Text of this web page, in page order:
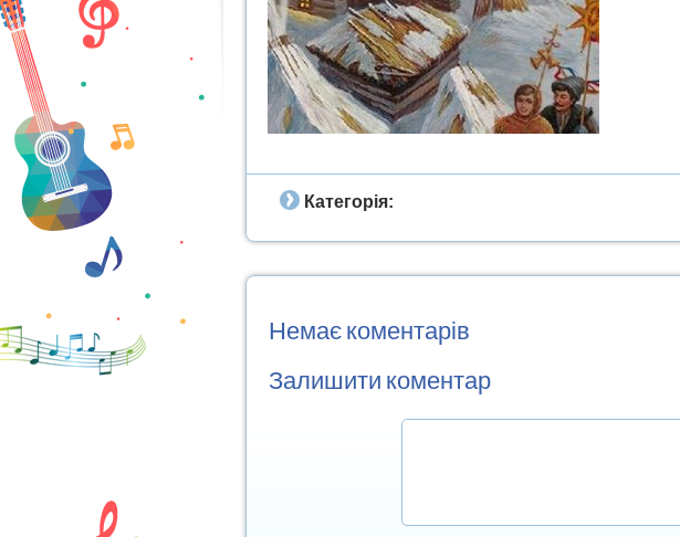
Категорія:
Немає коментарів
Залишити коментар